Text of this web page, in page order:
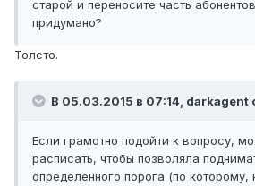
старой и переносите часть
придумано?
Толсто.
В 05.03.2015 в 07:14, darkagent
Если грамотно подойти к вопросу,
расписать, чтобы позволяла
определенного порога (по которому,